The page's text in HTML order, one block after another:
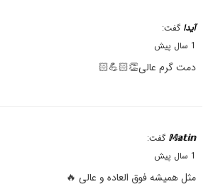
آیدا گفت:
1 سال پیش
دمت گرم عالی👏🏻💪🏻
𝕄𝕒𝕥𝕚𝕟 گفت:
1 سال پیش
مثل همیشه فوق العاده و عالی 🔥